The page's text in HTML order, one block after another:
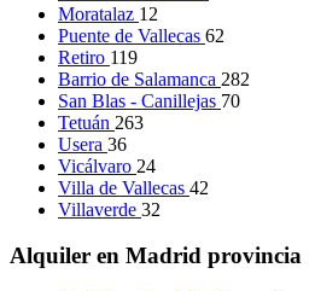
Moratalaz 12
Puente de Vallecas 62
Retiro 119
Barrio de Salamanca 282
San Blas - Canillejas 70
Tetuán 263
Usera 36
Vicálvaro 24
Villa de Vallecas 42
Villaverde 32
Alquiler en Madrid provincia